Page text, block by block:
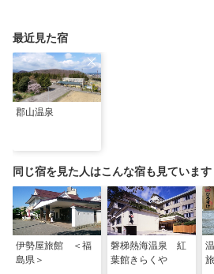
最近見た宿
郡山温泉
同じ宿を見た人はこんな宿も見ています
伊勢屋旅館 ＜福
島県＞
磐梯熱海温泉 紅
葉館きらくや